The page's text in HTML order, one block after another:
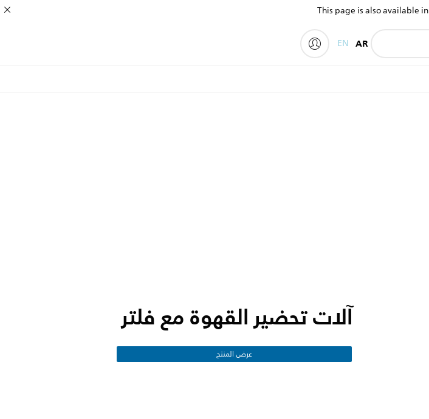
This page is also available in
AR
EN
آلات تحضير القهوة مع فلتر
عرض المنتج